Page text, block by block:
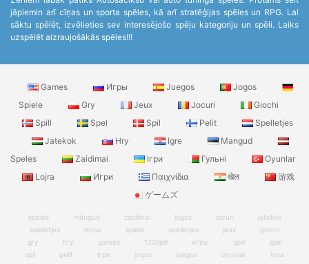
jāpiemin arī cīņas un sporta spēles, kā arī stratēģijas spēles un RPG. Lai
sāktu spēlēt, izvēlieties sev interesējošo spēļu kategoriju un spēli. Laiks
uzspēlēt aizraujošākās spēles!!!
Games Игры Juegos
Jogos
Spiele
Gry Jeux Jocuri
Giochi
Spill
Spel Spil Pelit
Spelletjes
Jatekok
Hry Igre
Mangud
Speles
Zaidimai Ігри Гульні
Oyunlar
Lojra
Игри Παιχνίδια खेल
游戏
ゲームズ
speles mängud zaidimai jogos jocuri
jatekok
spelletjes
игры spiele spelletjes jeux
giochi
gry
hry games 123spill игры spill
spel
spil
pelit ігри jogos juegos oyunlar
lojra